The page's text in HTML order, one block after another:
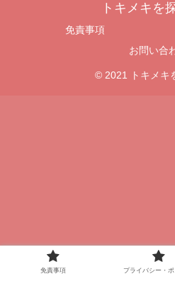
トキメキを
免責事項
お問い合
© 2021 トキメキ
免責事項 プライバシー・